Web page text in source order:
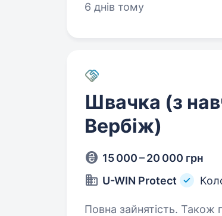
Коломиї). Про нас:…
6 днів тому
Швачка (з
Вербіж)
15 000 – 20 000 грн
U-WIN Protect
Повна зайнятість. Також